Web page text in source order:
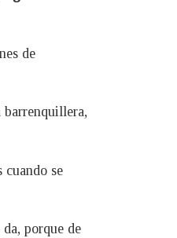
de
cuando se
porque de